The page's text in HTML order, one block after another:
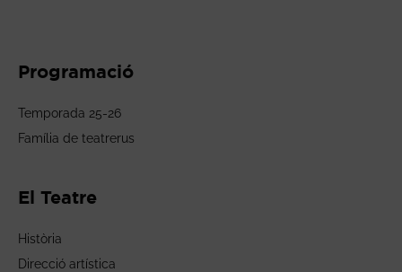
Programació
Temporada 25-26
Família de teatrerus
El Teatre
Història
Direcció artística